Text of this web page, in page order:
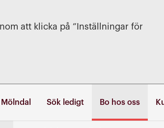
att klicka på ”Inställningar för
Sök ledigt Bo hos oss